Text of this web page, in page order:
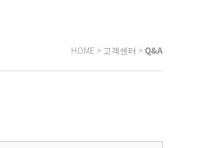
HOME > 고객센터 >Q&A